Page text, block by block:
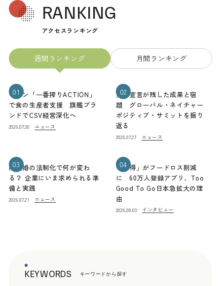
RANKING
アクセスランキング
週間ランキング 月間ランキング
01
キリン「一番搾りACTION」
で食の生産者支援 旗艦ブラ
ンドでCSV経営深化へ
2026.07.30 ニュース
02
熊本宣言が残した成果と宿
題 グローバル・ネイチャー
ポジティブ・サミットを振り
返る
2026.07.27 ニュース
03
同性婚の法制化で何が変わ
る？ 企業にいま求められる準
備と実践
2026.07.21 ニュース
04
「お得」がフードロス削減
に 60万人登録アプリ、Too
Good To Go日本急拡大の理
由
2026.08.03 インタビュー
KEYWORDS キーワードから探す